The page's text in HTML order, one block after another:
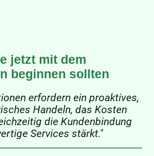
jetzt mit dem
beginnen sollten
erfordern ein proaktives,
Handeln, das Kosten
die Kundenbindung
Services stärkt."